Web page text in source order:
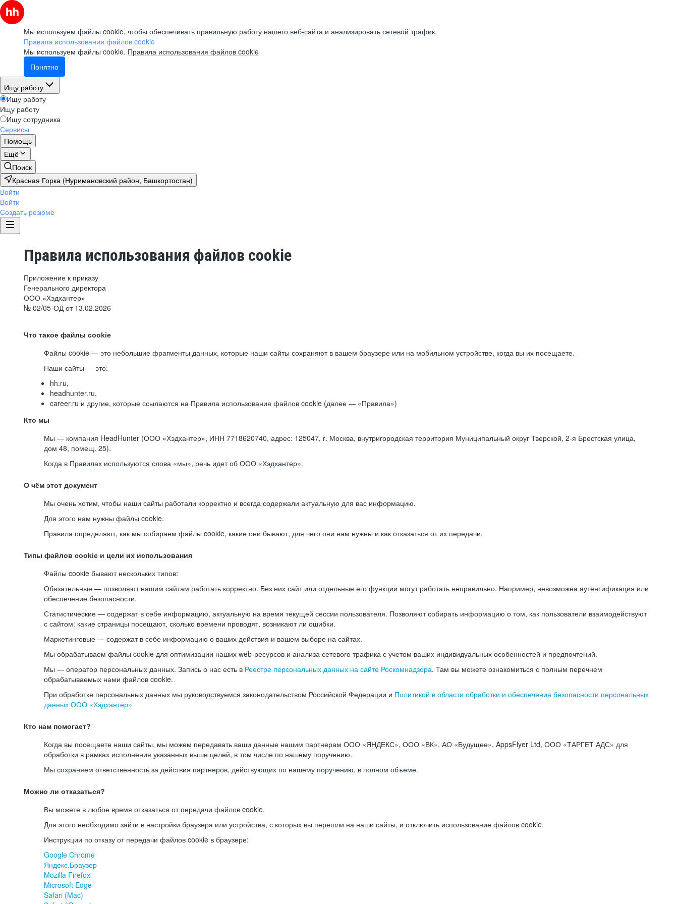
Мы используем файлы cookie, чтобы обеспечивать правильную работу нашего веб-сайта и анализировать сетевой трафик.
Правила использования файлов cookie
Мы используем файлы cookie. Правила использования файлов cookie
Понятно
Ищу работу
Ищу работу
Ищу работу
Ищу сотрудника
Сервисы
Помощь
Ещё
Поиск
Красная Горка (Нуримановский район, Башкортостан)
Войти
Войти
Создать резюме
Правила использования файлов cookie
Приложение к приказу
Генерального директора
ООО «Хэдхантер»
№ 02/05-ОД от 13.02.2026
Что такое файлы cookie
Файлы cookie — это небольшие фрагменты данных, которые наши сайты сохраняют в вашем браузере или на мобильном устройстве, когда вы их посещаете.
Наши сайты — это:
hh.ru,
headhunter.ru,
career.ru и другие, которые ссылаются на Правила использования файлов cookie (далее — «Правила»)
Кто мы
Мы — компания HeadHunter (ООО «Хэдхантер», ИНН 7718620740, адрес: 125047, г. Москва, внутригородская территория Муниципальный округ Тверской, 2-я Брестская улица,
дом 48, помещ. 25).
Когда в Правилах используются слова «мы», речь идет об ООО «Хэдхантер».
О чём этот документ
Мы очень хотим, чтобы наши сайты работали корректно и всегда содержали актуальную для вас информацию.
Для этого нам нужны файлы cookie.
Правила определяют, как мы собираем файлы cookie, какие они бывают, для чего они нам нужны и как отказаться от их передачи.
Типы файлов cookie и цели их использования
Файлы cookie бывают нескольких типов:
Обязательные — позволяют нашим сайтам работать корректно. Без них сайт или отдельные его функции могут работать неправильно. Например, невозможна аутентификация или
обеспечение безопасности.
Статистические — содержат в себе информацию, актуальную на время текущей сессии пользователя. Позволяют собирать информацию о том, как пользователи взаимодействуют
с сайтом: какие страницы посещают, сколько времени проводят, возникают ли ошибки.
Маркетинговые — содержат в себе информацию о ваших действия и вашем выборе на сайтах.
Мы обрабатываем файлы cookie для оптимизации наших web-ресурсов и анализа сетевого трафика с учетом ваших индивидуальных особенностей и предпочтений.
Мы — оператор персональных данных. Запись о нас есть в Реестре персональных данных на сайте Роскомнадзора. Там вы можете ознакомиться с полным перечнем
обрабатываемых нами файлов cookie.
При обработке персональных данных мы руководствуемся законодательством Российской Федерации и Политикой в области обработки и обеспечения безопасности персональных
данных ООО «Хэдхантер»
Кто нам помогает?
Когда вы посещаете наши сайты, мы можем передавать ваши данные нашим партнерам ООО «ЯНДЕКС», ООО «ВК», АО «Будущее», AppsFlyer Ltd, ООО «ТАРГЕТ АДС» для
обработки в рамках исполнения указанных выше целей, в том числе по нашему поручению.
Мы сохраняем ответственность за действия партнеров, действующих по нашему поручению, в полном объеме.
Можно ли отказаться?
Вы можете в любое время отказаться от передачи файлов cookie.
Для этого необходимо зайти в настройки браузера или устройства, с которых вы перешли на наши сайты, и отключить использование файлов cookie.
Инструкции по отказу от передачи файлов cookie в браузере:
Google Chrome
Яндекс.Браузер
Mozilla Firefox
Microsoft Edge
Safari (Mac)